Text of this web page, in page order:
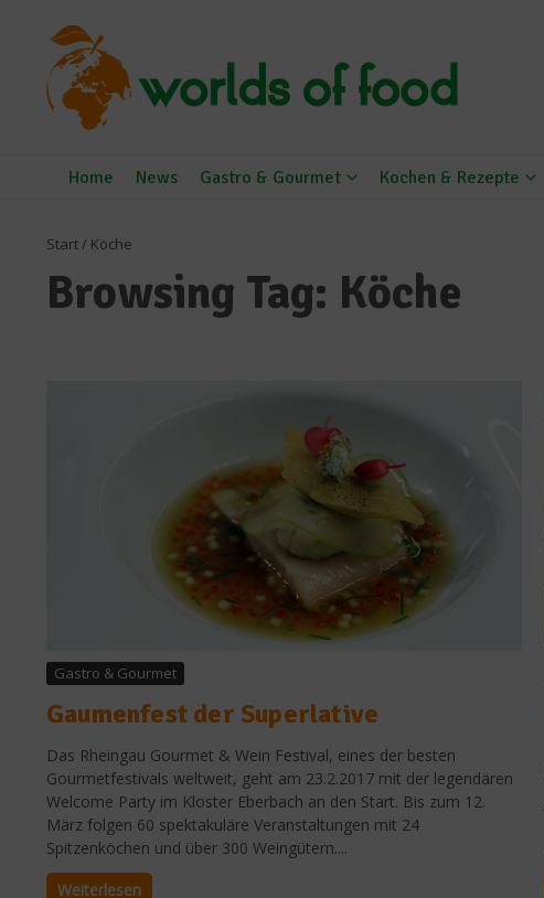
Home News Gastro & Gourmet Kochen & Rezepte
Start/ Köche
Browsing Tag: Köche
Gastro & Gourmet
Gaumenfest der Superlative
Das Rheingau Gourmet & Wein Festival, eines der besten
Gourmetfestivals weltweit, geht am 23.2.2017 mit der legendären
Welcome Party im Kloster Eberbach an den Start. Bis zum 12.
März folgen 60 spektakuläre Veranstaltungen mit 24
Spitzenköchen und über 300 Weingütern....
Weiterlesen